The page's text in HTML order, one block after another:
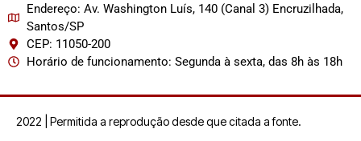
Endereço: Av. Washington Luís, 140 (Canal 3) Encruzilhada,
Santos/SP
CEP: 11050-200
Horário de funcionamento: Segunda à sexta, das 8h às 18h
2022 | Permitida a reprodução desde que citada a fonte.